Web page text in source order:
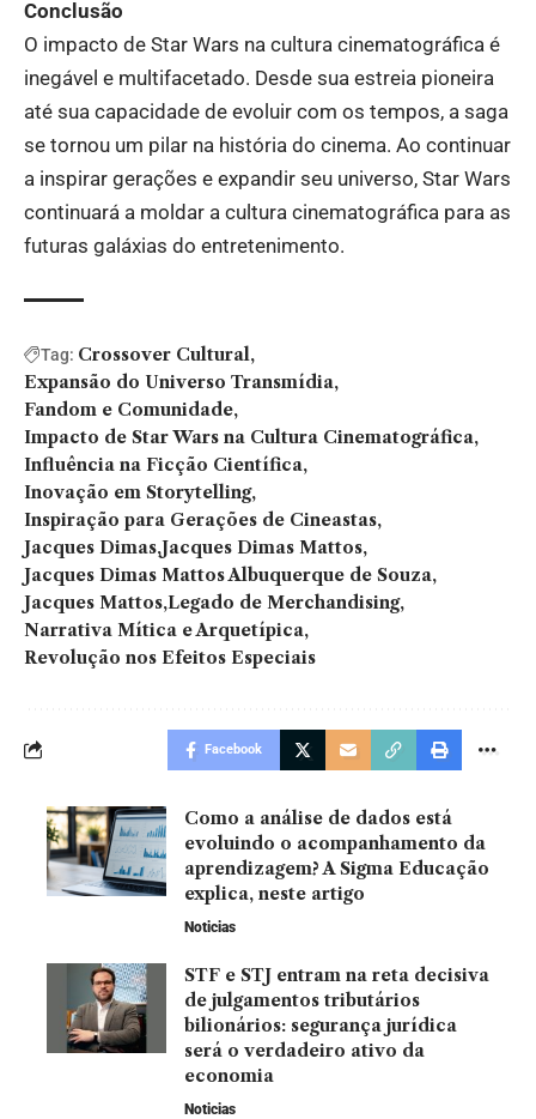
Conclusão
O impacto de Star Wars na cultura cinematográfica é
inegável e multifacetado. Desde sua estreia pioneira
até sua capacidade de evoluir com os tempos, a saga
se tornou um pilar na história do cinema. Ao continuar
a inspirar gerações e expandir seu universo, Star Wars
continuará a moldar a cultura cinematográfica para as
futuras galáxias do entretenimento.
Tag: Crossover Cultural
Expansão do Universo Transmídia
Fandom e Comunidade
Impacto de Star Wars na Cultura Cinematográfica
Influência na Ficção Científica
Inovação em Storytelling
Inspiração para Gerações de Cineastas
Jacques Dimas Jacques Dimas Mattos
Jacques Dimas Mattos Albuquerque de Souza
Jacques Mattos Legado de Merchandising
Narrativa Mítica e Arquetípica
Revolução nos Efeitos Especiais
Facebook
Como a análise de dados está
evoluindo o acompanhamento da
aprendizagem? A Sigma Educação
explica, neste artigo
Noticias
STF e STJ entram na reta decisiva
de julgamentos tributários
bilionários: segurança jurídica
será o verdadeiro ativo da
economia
Noticias